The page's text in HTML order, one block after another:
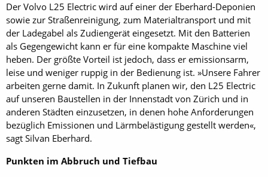
Der Volvo L25 Electric wird auf einer der Eberhard-Deponien
sowie zur Straßenreinigung, zum Materialtransport und mit
der Ladegabel als Zudiengerät eingesetzt. Mit den Batterien
als Gegengewicht kann er für eine kompakte Maschine viel
heben. Der größte Vorteil ist jedoch, dass er emissionsarm,
leise und weniger ruppig in der Bedienung ist. »Unsere Fahrer
arbeiten gerne damit. In Zukunft planen wir, den L25 Electric
auf unseren Baustellen in der Innenstadt von Zürich und in
anderen Städten einzusetzen, in denen hohe Anforderungen
bezüglich Emissionen und Lärmbelästigung gestellt werden«,
sagt Silvan Eberhard.
Punkten im Abbruch und Tiefbau